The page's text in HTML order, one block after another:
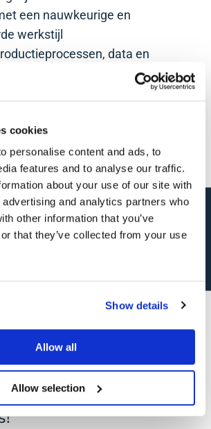
cookies
personalise content and ads, to
features and to analyse our traffic.
about your use of our site with
and analytics partners who
other information that you’ve
that they’ve collected from your use
Show details
Allow all
Allow selection
een nauwkeurige en
werkstijl
data en
trailersvoor
Deze familiale KMO in
innovatie met een sterke
en een no-nonsense West-
Je komt terecht in een hecht
dat nauw samenwerkt met
en mee te bouwen aan de
organisatie.
verloopt in exclusief contract met